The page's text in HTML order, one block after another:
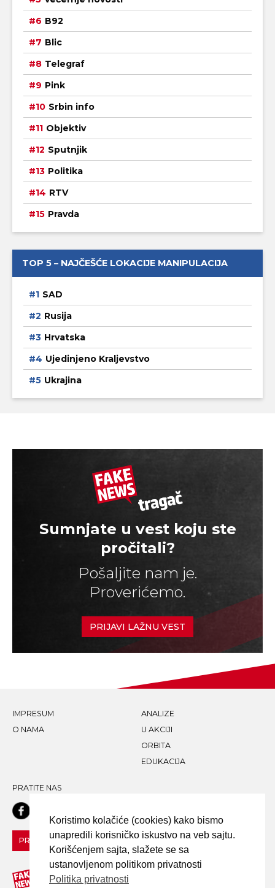
B92
Blic
Telegraf
Pink
Srbin info
Objektiv
Sputnjik
Politika
RTV
Pravda
TOP 5 – NAJČEŠĆE LOKACIJE MANIPULACIJA
SAD
Rusija
Hrvatska
Ujedinjeno Kraljevstvo
Ukrajina
Sumnjate u vest koju ste
pročitali?
Pošaljite nam je.
Proverićemo.
PRIJAVI LAŽNU VEST
IMPRESUM
O NAMA
ANALIZE
U AKCIJI
ORBITA
EDUKACIJA
PRATITE NAS
PRIJAVI LAŽNU VEST!
Koristimo kolačiće (cookies) kako bismo
unapredili korisničko iskustvo na veb sajtu.
Korišćenjem sajta, slažete se sa
ustanovljenom politikom privatnosti
Politika privatnosti